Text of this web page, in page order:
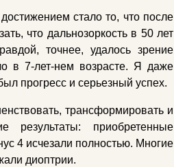
стало то, что после
что дальнозоркость в 50 лет
точнее, удалось зрение
в 7-лет-нем возрасте. Я даже
прогресс и серьезный успех.
трансформировать и
результаты: приобретенные
4 исчезали полностью. Многие
диоптрии.